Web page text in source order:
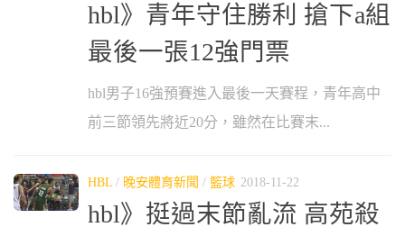
hbl》青年守住勝利 搶下a組
最後一張12強門票
hbl男子16強預賽進入最後一天賽程，青年高中
前三節領先將近20分，雖然在比賽末...
HBL / 晚安體育新聞 / 籃球 2018-11-22
hbl》挺過末節亂流 高苑殺